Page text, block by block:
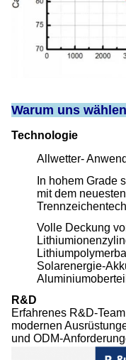
Warum uns
Technologie
Allwetter-
In hohem Grade
mit dem
Volle Deckung
Solarenergie-
R&D
Erfahrenes R&D-
modernen
und ODM-